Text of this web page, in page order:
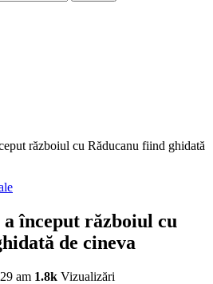
războiul cu Răducanu fiind ghidată
început războiul cu
de cineva
am 1.8k Vizualizări